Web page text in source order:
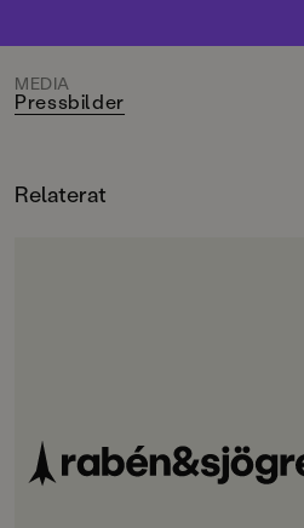
MEDIA
Pressbilder
Relaterat